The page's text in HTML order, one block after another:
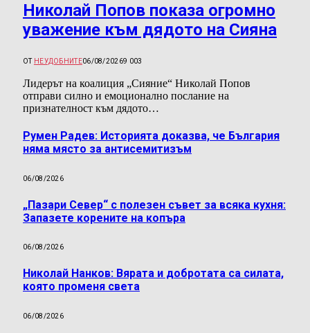
Николай Попов показа огромно
уважение към дядото на Сияна
ОТ НЕУДОБНИТЕ06/08/20269 003
Лидерът на коалиция „Сияние“ Николай Попов
отправи силно и емоционално послание на
признателност към дядото…
Румен Радев: Историята доказва, че България
няма място за антисемитизъм
06/08/2026
„Пазари Север“ с полезен съвет за всяка кухня:
Запазете корените на копъра
06/08/2026
Николай Нанков: Вярата и добротата са силата,
която променя света
06/08/2026